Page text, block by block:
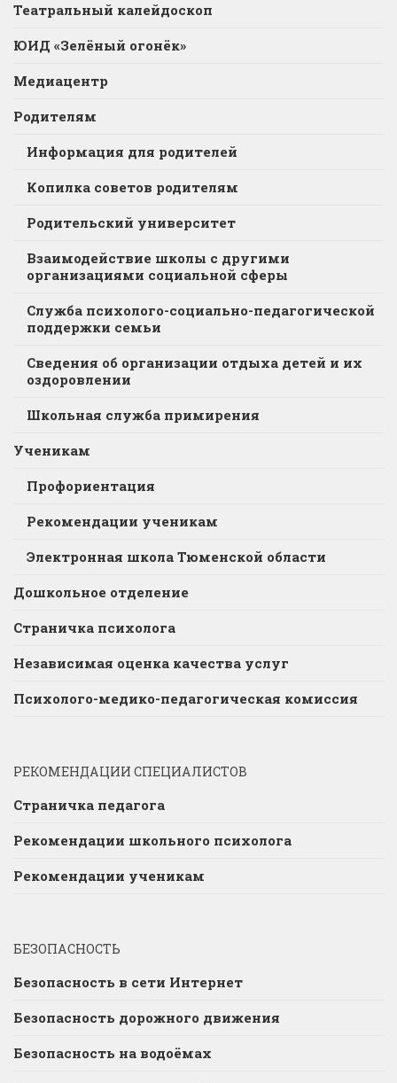
Театральный калейдоскоп
ЮИД «Зелёный огонёк»
Медиацентр
Родителям
Информация для родителей
Копилка советов родителям
Родительский университет
Взаимодействие школы с другими
организациями социальной сферы
Служба психолого-социально-педагогической
поддержки семьи
Сведения об организации отдыха детей и их
оздоровлении
Школьная служба примирения
Ученикам
Профориентация
Рекомендации ученикам
Электронная школа Тюменской области
Дошкольное отделение
Страничка психолога
Независимая оценка качества услуг
Психолого-медико-педагогическая комиссия
РЕКОМЕНДАЦИИ СПЕЦИАЛИСТОВ
Страничка педагога
Рекомендации школьного психолога
Рекомендации ученикам
БЕЗОПАСНОСТЬ
Безопасность в сети Интернет
Безопасность дорожного движения
Безопасность на водоёмах